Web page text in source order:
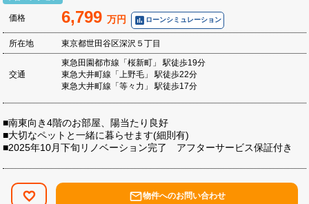
価格 6,799 万円 poll ローンシミュレーション
所在地 東京都世田谷区深沢５丁目
交通
東急田園都市線「桜新町」 駅徒歩19分
東急大井町線「上野毛」 駅徒歩22分
東急大井町線「等々力」 駅徒歩17分
■南東向き4階のお部屋、陽当たり良好
■大切なペットと一緒に暮らせます(細則有)
■2025年10月下旬リノベーション完了 アフターサービス保証付き
お気に入り mail_outline物件へのお問い合わせ